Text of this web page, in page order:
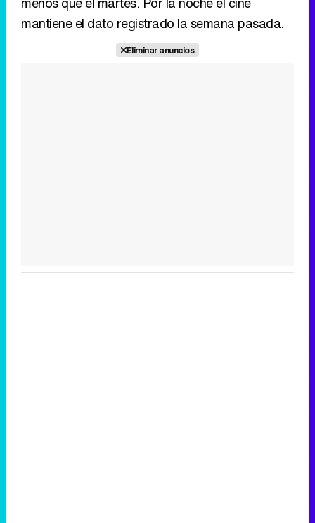
mantiene el dato registrado la semana pasada.
Eliminar anuncios